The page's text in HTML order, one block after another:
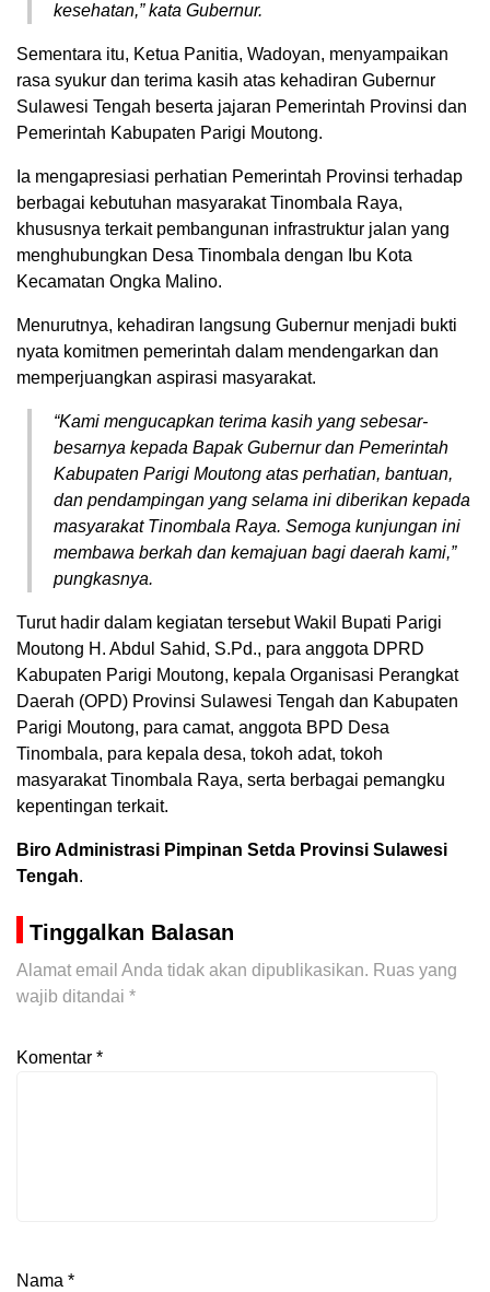
kesehatan,” kata Gubernur.
Sementara itu, Ketua Panitia, Wadoyan, menyampaikan
rasa syukur dan terima kasih atas kehadiran Gubernur
Sulawesi Tengah beserta jajaran Pemerintah Provinsi dan
Pemerintah Kabupaten Parigi Moutong.
Ia mengapresiasi perhatian Pemerintah Provinsi terhadap
berbagai kebutuhan masyarakat Tinombala Raya,
khususnya terkait pembangunan infrastruktur jalan yang
menghubungkan Desa Tinombala dengan Ibu Kota
Kecamatan Ongka Malino.
Menurutnya, kehadiran langsung Gubernur menjadi bukti
nyata komitmen pemerintah dalam mendengarkan dan
memperjuangkan aspirasi masyarakat.
“Kami mengucapkan terima kasih yang sebesar-
besarnya kepada Bapak Gubernur dan Pemerintah
Kabupaten Parigi Moutong atas perhatian, bantuan,
dan pendampingan yang selama ini diberikan kepada
masyarakat Tinombala Raya. Semoga kunjungan ini
membawa berkah dan kemajuan bagi daerah kami,”
pungkasnya.
Turut hadir dalam kegiatan tersebut Wakil Bupati Parigi
Moutong H. Abdul Sahid, S.Pd., para anggota DPRD
Kabupaten Parigi Moutong, kepala Organisasi Perangkat
Daerah (OPD) Provinsi Sulawesi Tengah dan Kabupaten
Parigi Moutong, para camat, anggota BPD Desa
Tinombala, para kepala desa, tokoh adat, tokoh
masyarakat Tinombala Raya, serta berbagai pemangku
kepentingan terkait.
Biro Administrasi Pimpinan Setda Provinsi Sulawesi
Tengah.
Tinggalkan Balasan
Alamat email Anda tidak akan dipublikasikan. Ruas yang
wajib ditandai *
Komentar *
Nama *